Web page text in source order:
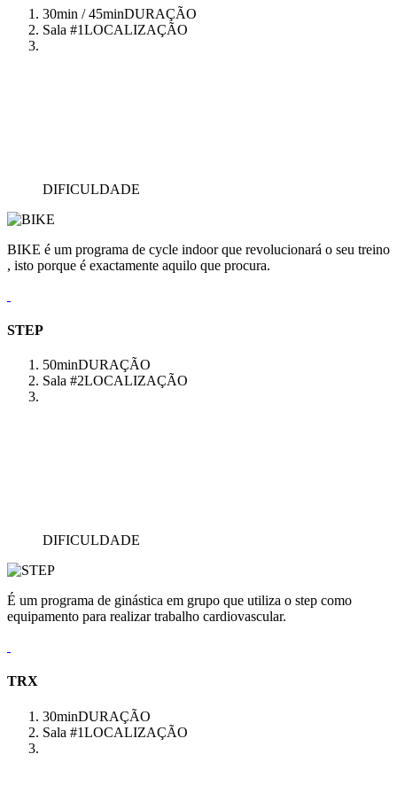
30min / 45minDURAÇÃO
Sala #1LOCALIZAÇÃO
DIFICULDADE
BIKE é um programa de cycle indoor que revolucionará o seu treino
, isto porque é exactamente aquilo que procura.
STEP
50minDURAÇÃO
Sala #2LOCALIZAÇÃO
DIFICULDADE
É um programa de ginástica em grupo que utiliza o step como
equipamento para realizar trabalho cardiovascular.
TRX
30minDURAÇÃO
Sala #1LOCALIZAÇÃO